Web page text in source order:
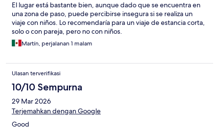
El lugar está bastante bien, aunque dado que se encuentra en
una zona de paso, puede percibirse insegura si se realiza un
viaje con niños. Lo recomendaría para un viaje de estancia corta,
solo o con pareja, pero no con niños.
Martín, perjalanan 1 malam
Ulasan terverifikasi
10/10 Sempurna
29 Mar 2026
Terjemahkan dengan Google
Good